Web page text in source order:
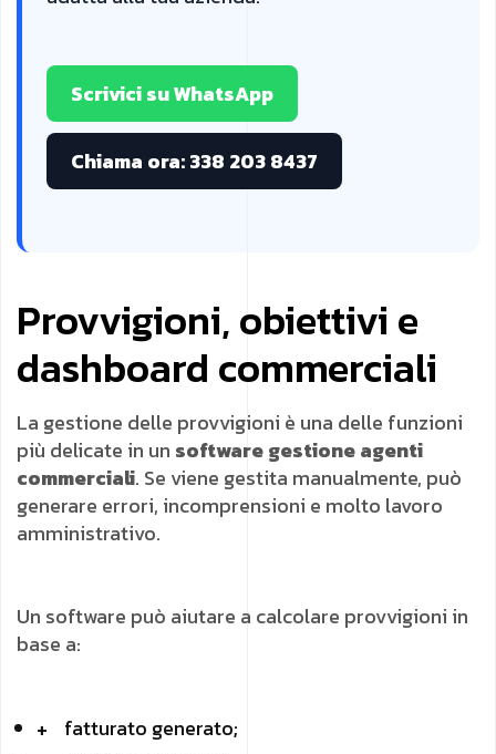
Scrivici su WhatsApp
Chiama ora: 338 203 8437
Provvigioni, obiettivi e
dashboard commerciali
La gestione delle provvigioni è una delle funzioni
più delicate in un software gestione agenti
commerciali. Se viene gestita manualmente, può
generare errori, incomprensioni e molto lavoro
amministrativo.
Un software può aiutare a calcolare provvigioni in
base a:
fatturato generato;